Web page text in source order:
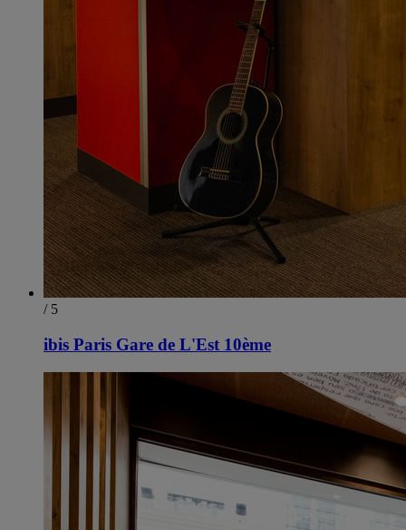
/ 5
ibis Paris Gare de L'Est 10ème